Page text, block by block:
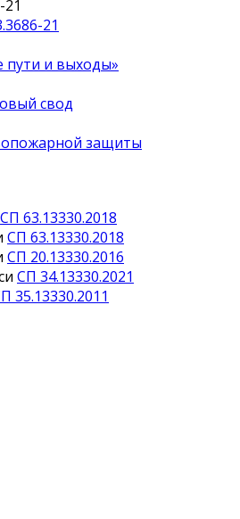
21
пути и выходы»
свод
защиты
СП 63.13330.2018
СП 63.13330.2018
СП 20.13330.2016
СП 34.13330.2021
35.13330.2011